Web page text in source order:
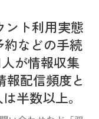
ント利用実態
約などの手続
が情報収集
報配信頻度と
半数以上。